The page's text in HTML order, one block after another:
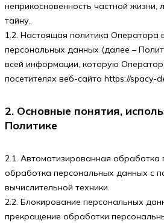
неприкосновенность частной жизни,
тайну.
1.2. Настоящая политика Оператора
персональных данных (далее –
всей информации, которую
посетителях веб-сайта https://spacy-
2. Основные понятия,
Политике
2.1. Автоматизированная
обработка персональных данных с
вычислительной техники.
2.2. Блокирование персональных
прекращение обработки